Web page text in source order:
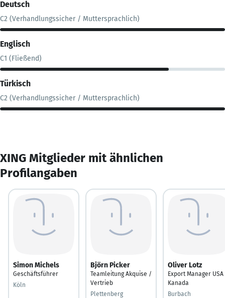
Deutsch
C2 (Verhandlungssicher / Muttersprachlich)
Englisch
C1 (Fließend)
Türkisch
C2 (Verhandlungssicher / Muttersprachlich)
XING Mitglieder mit ähnlichen
Profilangaben
Simon Michels
Geschäftsführer
Köln
Björn Picker
Teamleitung Akquise /
Vertrieb
Plettenberg
Oliver Lotz
Export Manager
Kanada
Burbach